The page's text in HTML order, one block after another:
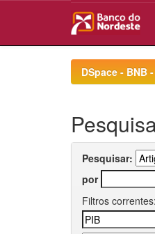
DSpace - BNB
Pesquisar:
por
Filtros correntes: